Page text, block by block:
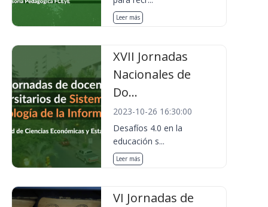
Leer más
XVII Jornadas
Nacionales de
Do...
2023-10-26 16:30:00
Desafíos 4.0 en la
educación s...
Leer más
VI Jornadas de